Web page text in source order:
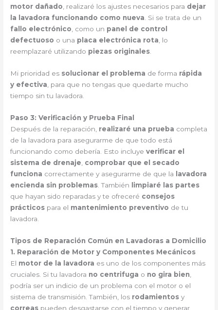
motor dañado, realizaré los ajustes necesarios para dejar
la lavadora funcionando como nueva. Si se trata de un
fallo electrónico, como un panel de control
defectuoso o una placa electrónica rota, lo
reemplazaré utilizando piezas originales.
Mi prioridad es solucionar el problema de forma rápida
y efectiva, para que no tengas que quedarte mucho
tiempo sin tu lavadora.
Paso 3: Verificación y Prueba Final
Después de la reparación, realizaré una prueba completa
de la lavadora para asegurarme de que todo está
funcionando como debería. Esto incluyeverificar el
sistema de drenaje comprobar que el secado
funciona correctamente y asegurarme de que la
lavadora
encienda sin problemas . También
limpiaré las partes
que hayan sido reparadas y te ofreceré consejos
prácticos para el mantenimiento preventivo de tu
lavadora.
Tipos de Reparación Común en Lavadoras a Domicilio
1. Reparación de Motor y Componentes Mecánicos
El motor de la lavadora es uno de los componentes más
cruciales. Si tu lavadora no centrifuga o no gira bien
podría ser un indicio de un problema con el motor o el
sistema de transmisión. También, los rodamientos y
correas pueden desgastarse con el tiempo y generar